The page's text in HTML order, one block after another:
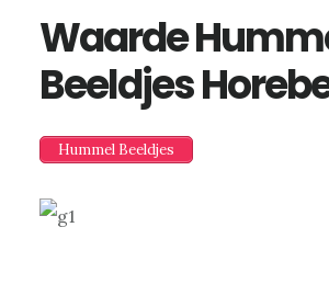
Waarde
Beeldjes
Hummel Beeldjes